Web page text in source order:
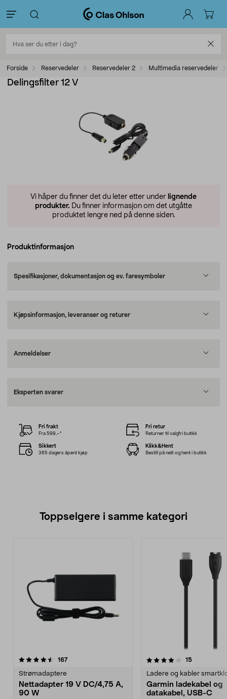
Forside Reservedeler Reservedeler 2 Multimedia reservedeler
Delingsfilter 12 V
Vi håper du finner det du leter etter under lignende
produkter. Du finner informasjon om det utgåtte
produktet lengre ned på denne siden.
Produktinformasjon
Spesifikasjoner, dokumentasjon og ev. faresymboler
Kjøpsinformasjon, leveranser og returer
Anmeldelser
Eksperten svarer
Fri frakt
Fra 599,–*
Fri retur
Returner til valgfri butikk
Sikkert
365 dagers åpent kjøp
Klikk&Hent
Bestill på nett og hent i butikk
Toppselgere i samme kategori
167anmeldelser
Strømadaptere
Nettadapter 19 V DC/4,75 A,
90 W
4.0 av 5 stjerner 15anmeldelser
Ladere og kabler
Garmin ladekabel og
datakabel, USB-C
4.5 av 5 stjerner